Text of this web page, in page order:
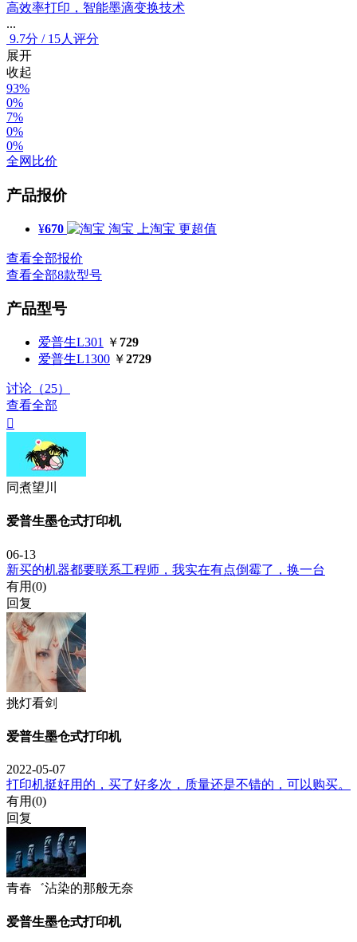
高效率打印，智能墨滴变换技术
...
9.7分 / 15人评分
展开
收起
93%
0%
7%
0%
0%
全网比价
产品报价
¥670 淘宝 上淘宝 更超值
查看全部报价
查看全部8款型号
产品型号
爱普生L301 ￥ 729
爱普生L1300 ￥2729
讨论（25）
查看全部

同煮望川
爱普生墨仓式打印机
06-13
新买的机器都要联系工程师，我实在有点倒霉了，换一台
有用(0)
回复
挑灯看剑
爱普生墨仓式打印机
2022-05-07
打印机挺好用的，买了好多次，质量还是不错的，可以购买。
有用(0)
回复
青春゛沾染的那般无奈
爱普生墨仓式打印机